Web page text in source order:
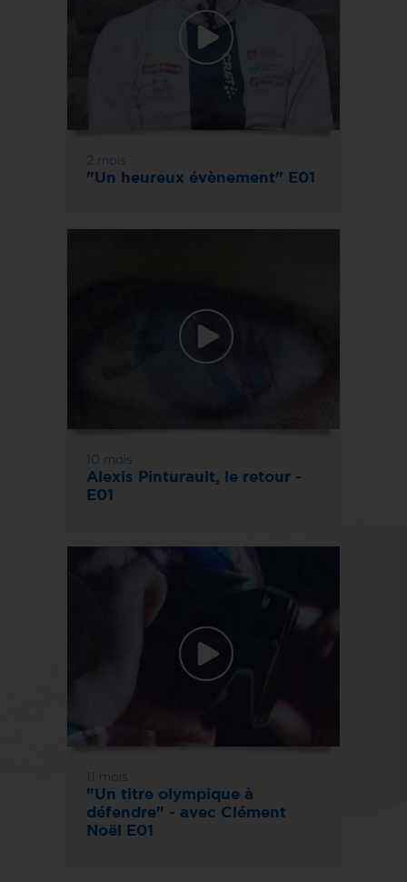
2 mois
"Un heureux évènement" E01
10 mois
Alexis Pinturault, le retour -
E01
11 mois
"Un titre olympique à
défendre" - avec Clément
Noël E01